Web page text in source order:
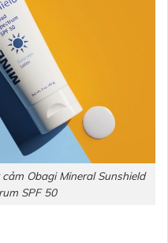
Obagi Mineral Sunshield
SPF 50